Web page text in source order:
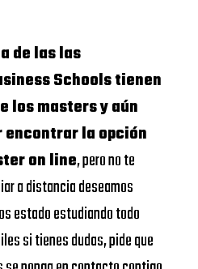
de las las
Schools tienen
los masters y aún
la opción
on line, pero no te
a distancia deseamos
estado estudiando todo
si tienes dudas, pide que